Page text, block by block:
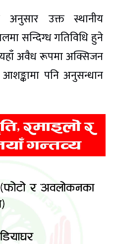
अनुसार उक्त स्थानीय
सन्दिग्ध गतिविधि हुने
अवैध रूपमा अक्सिजन
पनि अनुसन्धान